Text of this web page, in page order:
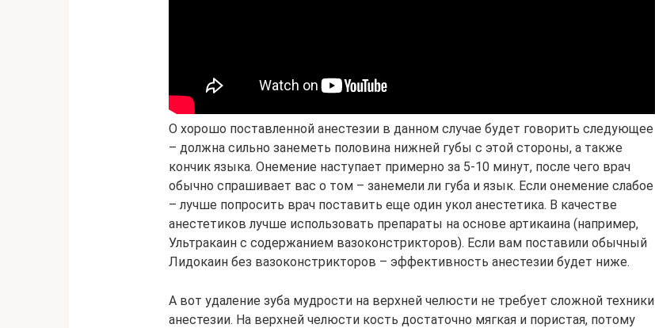
О хорошо поставленной анестезии в данном случае будет говорить следующее
– должна сильно занеметь половина нижней губы с этой стороны, а также
кончик языка. Онемение наступает примерно за 5-10 минут, после чего врач
обычно спрашивает вас о том – занемели ли губа и язык. Если онемение слабое
– лучше попросить врач поставить еще один укол анестетика. В качестве
анестетиков лучше использовать препараты на основе артикаина (например,
Ультракаин с содержанием вазоконстрикторов). Если вам поставили обычный
Лидокаин без вазоконстрикторов – эффективность анестезии будет ниже.
А вот удаление зуба мудрости на верхней челюсти не требует сложной техники
анестезии. На верхней челюсти кость достаточно мягкая и пористая, потому